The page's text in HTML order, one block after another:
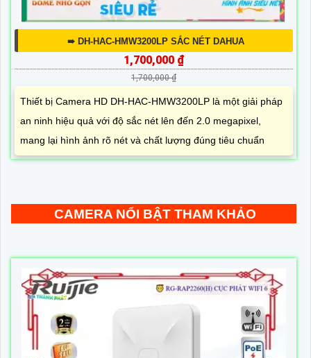
➠ DH-HAC-HMW3200LP SẮC NÉT DAHUA
1,700,000 ₫
1,700,000 ₫
Thiết bị Camera HD DH-HAC-HMW3200LP là một giải pháp
an ninh hiệu quả với độ sắc nét lên đến 2.0 megapixel,
mang lại hình ảnh rõ nét và chất lượng đúng tiêu chuẩn
CAMERA NỔI BẬT THAM KHẢO